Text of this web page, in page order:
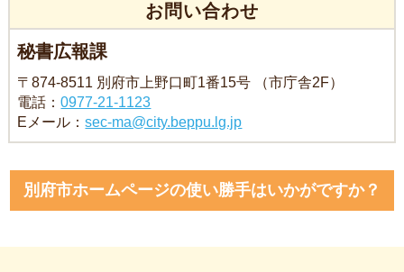
お問い合わせ
秘書広報課
〒874-8511 別府市上野口町1番15号 （市庁舎2F）
電話：0977-21-1123
Eメール：sec-ma@city.beppu.lg.jp
別府市ホームページの使い勝手はいかがですか？